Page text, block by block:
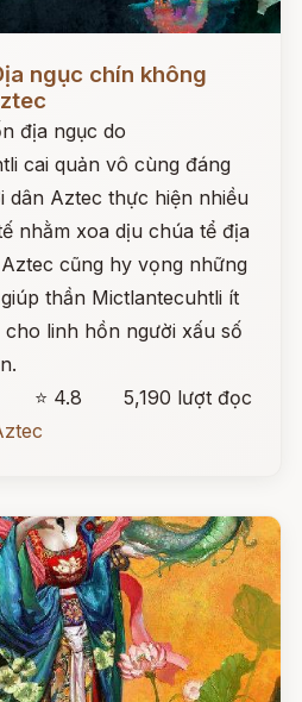
ngục chín không
địa ngục do
cai quản vô cùng đáng
dân Aztec thực hiện nhiều
nhằm xoa dịu chúa tể địa
cũng hy vọng những
thần Mictlantecuhtli ít
linh hồn người xấu số
⭐ 4.8
5,190 lượt đọc